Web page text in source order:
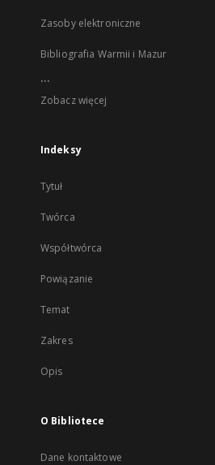
Zasoby elektroniczne
Bibliografia Warmii i Mazur
...
Zobacz więcej
Indeksy
Tytuł
Twórca
Współtwórca
Powiązanie
Temat
Zakres
Opis
O Bibliotece
Dane kontaktowe